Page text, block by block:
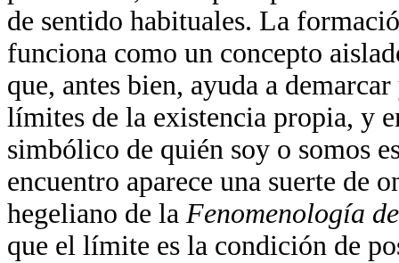
de sentido habituales. La
funciona como un concepto
que, antes bien, ayuda a
límites de la existencia propia, y
simbólico de quién soy o somos
encuentro aparece una suerte de
hegeliano de la Fenomenología
que el límite es la condición de